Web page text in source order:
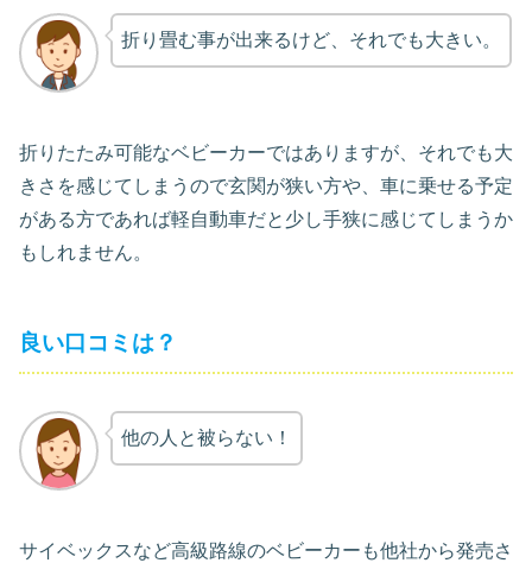
折り畳む事が出来るけど、それでも大きい。
折りたたみ可能なベビーカーではありますが、それでも大
きさを感じてしまうので玄関が狭い方や、車に乗せる予定
がある方であれば軽自動車だと少し手狭に感じてしまうか
もしれません。
良い口コミは？
他の人と被らない！
サイベックスなど高級路線のベビーカーも他社から発売さ